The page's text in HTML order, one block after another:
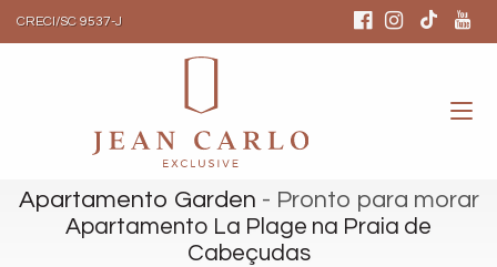
CRECI/SC 9537-J
Apartamento Garden - Pronto para morar
Apartamento La Plage na Praia de
Cabeçudas